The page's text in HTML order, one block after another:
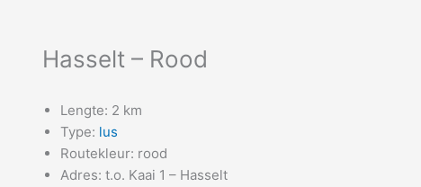
Hasselt – Rood
Lengte: 2 km
Type: lus
Routekleur: rood
Adres: t.o. Kaai 1 – Hasselt